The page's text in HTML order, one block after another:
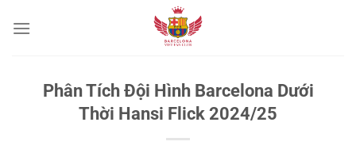
qua
Phân Tích Đội Hình Barcelona Dưới
Thời Hansi Flick 2024/25